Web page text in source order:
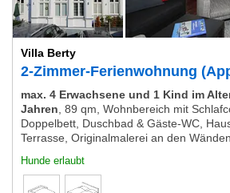
Villa Berty
2-Zimmer-Ferienwohnung
max. 4 Erwachsene und 1 Kind im
Jahren 89 qm, Wohnbereich mit
Doppelbett, Duschbad & Gäste-WC,
Terrasse, Originalmalerei an den Wänden
Hunde erlaubt